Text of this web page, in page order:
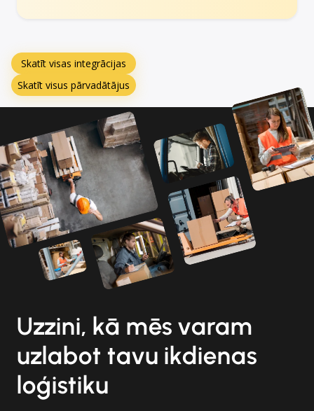
Skatīt visas integrācijas
Skatīt visus pārvadātājus
Uzzini, kā mēs varam
uzlabot tavu ikdienas
loģistiku